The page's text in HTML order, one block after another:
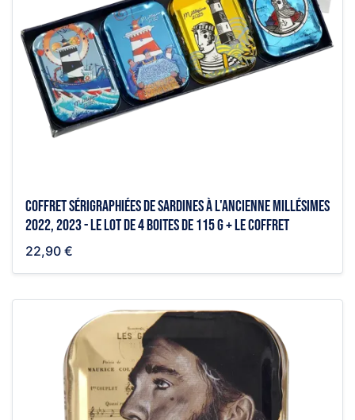
Coffret sérigraphiées de sardines à l'ancienne millésimes
2022, 2023 - le lot de 4 boites de 115 g + le coffret
22,90 €